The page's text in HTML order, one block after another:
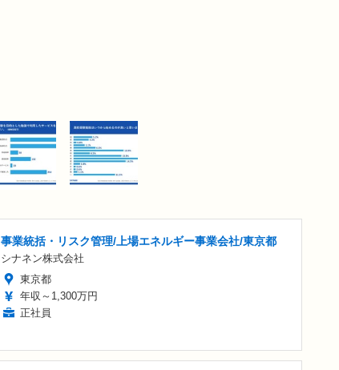
事業統括・リスク管理/上場エネルギー事業会社/東京都
シナネン株式会社
東京都
年収～1,300万円
正社員